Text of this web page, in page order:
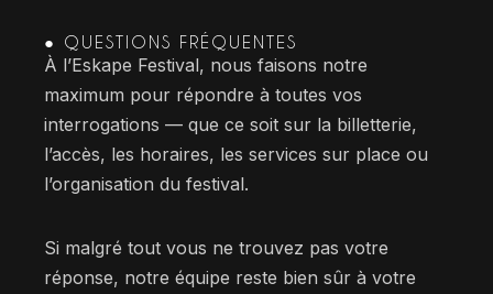
● QUESTIONS FRÉQUENTES
À l’Eskape Festival, nous faisons notre
maximum pour répondre à toutes vos
interrogations — que ce soit sur la billetterie,
l’accès, les horaires, les services sur place ou
l’organisation du festival.
Si malgré tout vous ne trouvez pas votre
réponse, notre équipe reste bien sûr à votre